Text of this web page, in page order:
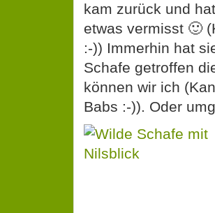
kam zurück und
etwas vermisst 🙂
:-)) Immerhin hat
Schafe getroffen
können wir ich
Babs :-)). Oder